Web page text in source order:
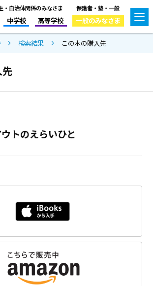
・自治体関係のみなさま
中学校 高等学校
保護者・塾・一般
一般のみなさま
検索結果 この本の購入先
先
トのえらいひと